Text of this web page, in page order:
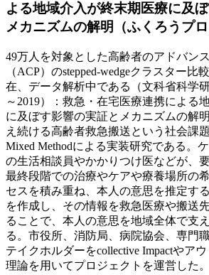
よる地域介入が終末期医療に及
メカニズムの解明（ふくろうプロ
49万人を対象とした高齢者のアドバン
（ACP）のstepped-wedgeクラスター比
在、データ解析中である（文科省科学
～2019）：救急・在宅医療連携による
に及ぼす影響の実証とメカニズムの解
え続ける高齢者救急搬送という社会課
Mixed Methodによる実装研究である。
の生活相談員やかかりつけ医などが、
最終段階での治療やケアや療養場所の
セスを積み重ね、本人の意思を推定す
を作成し、その情報を救急医療や搬送
ることで、本人の意思を地域全体で支
る。市役所、消防局、病院協会、専門
テイクホルダーをcollective Impactやア
理論を用いてプロジェクトを運営した。